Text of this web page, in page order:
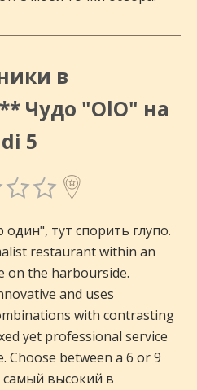
в
Чудо "OlO" на
5
тут спорить глупо.
restaurant within an
on the harbourside.
and uses
with contrasting
yet professional service
Choose between a 6 or 9
самый высокий в